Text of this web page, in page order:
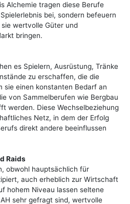
Alchemie tragen diese Berufe
bei, sondern befeuern
wertvolle Güter und
bringen.
es Spielern, Ausrüstung, Tränke
zu erschaffen, die die
sie einen konstanten Bedarf an
von Sammelberufen wie Bergbau
werden. Diese Wechselbeziehung
Netz, in dem der Erfolg
direkt andere beeinflussen
Raids
obwohl hauptsächlich für
auch erheblich zur Wirtschaft
hohem Niveau lassen seltene
sehr gefragt sind, wertvolle